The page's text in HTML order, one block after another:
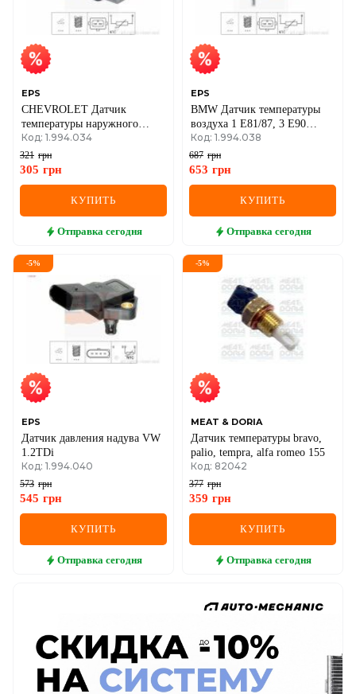
EPS
CHEVROLET Датчик
температуры наружного
воздуха Aveo
Код: 1.994.034
321 грн
305 грн
КУПИТЬ
Отправка сегодня
EPS
BMW Датчик температуры
воздуха 1 E81/87, 3 E90
316d,318d,320d,5 E60,F10,7
E65,F01,X1/3/5/6
Код: 1.994.038
687 грн
653 грн
КУПИТЬ
Отправка сегодня
-5%
EPS
Датчик давления надува VW
1.2TDi
Код: 1.994.040
573 грн
545 грн
КУПИТЬ
Отправка сегодня
-5%
MEAT & DORIA
Датчик температуры bravo,
palio, tempra, alfa romeo 155
Код: 82042
377 грн
359 грн
КУПИТЬ
Отправка сегодня